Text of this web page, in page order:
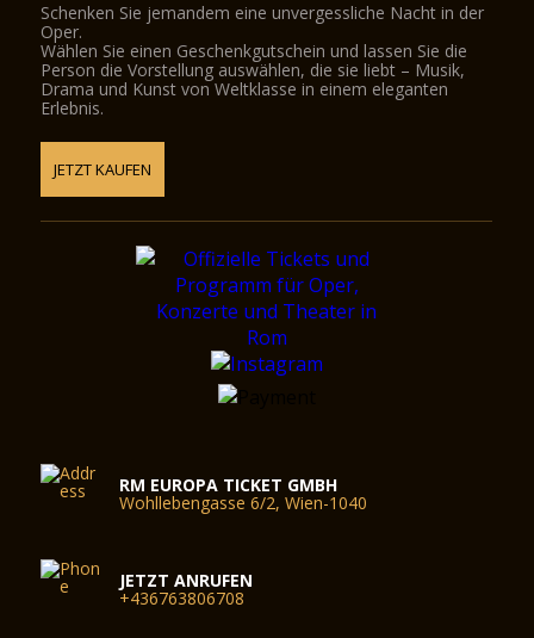
Schenken Sie jemandem eine unvergessliche Nacht in der
Oper.
Wählen Sie einen Geschenkgutschein und lassen Sie die
Person die Vorstellung auswählen, die sie liebt – Musik,
Drama und Kunst von Weltklasse in einem eleganten
Erlebnis.
JETZT KAUFEN
RM EUROPA TICKET GMBH
Wohllebengasse 6/2, Wien-1040
JETZT ANRUFEN
+436763806708